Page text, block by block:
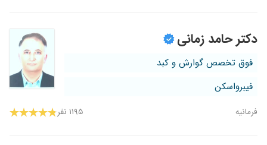
دکتر حامد زمانی
فوق تخصص گوارش و کبد
فیبرواسکن
فرمانیه ۱۱۹۵ نفر